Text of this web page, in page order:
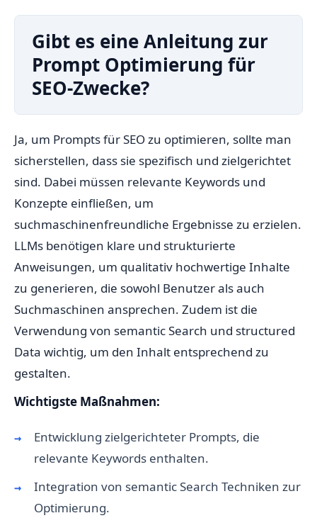
Gibt es eine Anleitung zur
Prompt Optimierung für
SEO-Zwecke?
Ja, um Prompts für SEO zu optimieren, sollte man
sicherstellen, dass sie spezifisch und zielgerichtet
sind. Dabei müssen relevante Keywords und
Konzepte einfließen, um
suchmaschinenfreundliche Ergebnisse zu erzielen.
LLMs benötigen klare und strukturierte
Anweisungen, um qualitativ hochwertige Inhalte
zu generieren, die sowohl Benutzer als auch
Suchmaschinen ansprechen. Zudem ist die
Verwendung von semantic Search und structured
Data wichtig, um den Inhalt entsprechend zu
gestalten.
Wichtigste Maßnahmen:
Entwicklung zielgerichteter Prompts, die
relevante Keywords enthalten.
Integration von semantic Search Techniken zur
Optimierung.